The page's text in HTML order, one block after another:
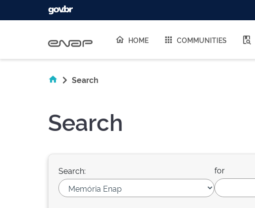
HOME COMMUNITIES
Search
Search
Search: for